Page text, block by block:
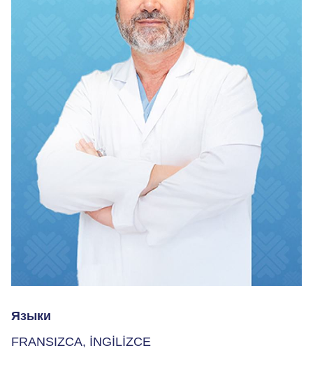
Языки
FRANSIZCA, İNGİLİZCE